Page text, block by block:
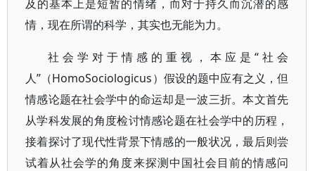
及的基本上是短暂的情绪，而对于持久而沉潜的感
情，现在所谓的科学，其实也无能为力。
社会学对于情感的重视，本应是“社会
人”（HomoSociologicus）假设的题中应有之义，但
情感论题在社会学中的命运却是一波三折。本文首先
从学科发展的角度检讨情感论题在社会学中的历程，
接着探讨了现代性背景下情感的一般状况，最后则尝
试着从社会学的角度来探测中国社会目前的情感问